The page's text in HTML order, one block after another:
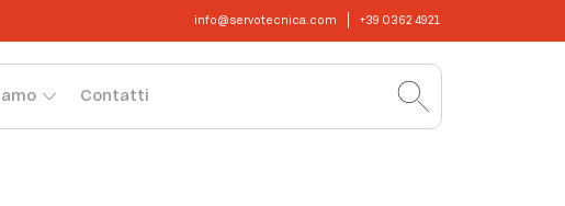
info@servotecnica.com +39 0362 4921
Contatti